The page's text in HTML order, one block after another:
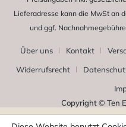
Lieferadresse kann die MwSt an
und ggf.
Über uns Kontakt
Widerrufsrecht
Copyright © Ten